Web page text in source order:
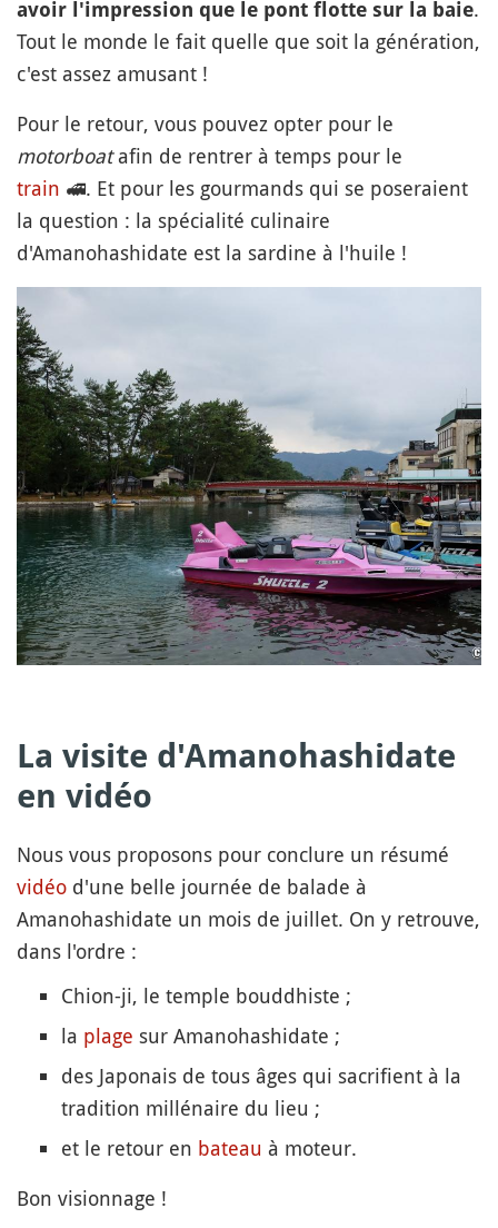
avoir l'impression que le pont flotte sur la baie.
Tout le monde le fait quelle que soit la génération,
c'est assez amusant !
Pour le retour, vous pouvez opter pour le
motorboatafin de rentrer à temps pour le
train 🚅. Et pour les gourmands qui se poseraient
la question : la spécialité culinaire
d'Amanohashidate est la sardine à l'huile !
La visite d'Amanohashidate
en vidéo
Nous vous proposons pour conclure un résumé
vidéo d'une belle journée de balade à
Amanohashidate un mois de juillet. On y retrouve,
dans l'ordre :
Chion-ji, le temple bouddhiste ;
la plage sur Amanohashidate ;
des Japonais de tous âges qui sacrifient à la
tradition millénaire du lieu ;
et le retour en bateau à moteur.
Bon visionnage !